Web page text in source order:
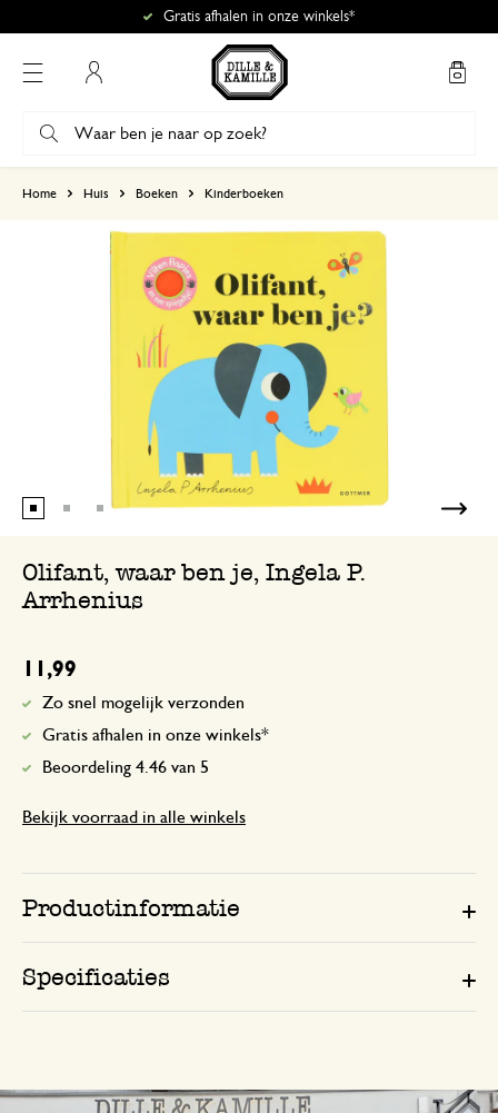
Gratis afhalen in onze winkels*
Home Huis Boeken Kinderboeken
Olifant, waar ben je, Ingela P.
Arrhenius
11,99
Zo snel mogelijk verzonden
Gratis afhalen in onze winkels*
Beoordeling 4.46 van 5
Bekijk voorraad in alle winkels
Productinformatie
Specificaties